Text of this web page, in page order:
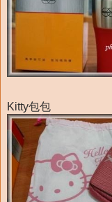
Kitty包包